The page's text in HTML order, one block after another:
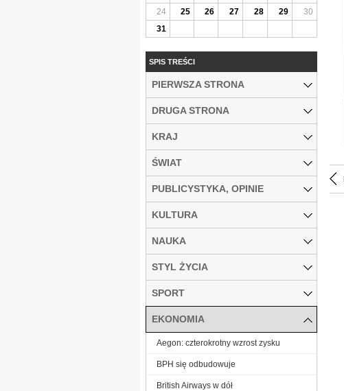
24
25 26 27 28 29
30
31
SPIS TREŚCI
PIERWSZA STRONA
DRUGA STRONA
KRAJ
ŚWIAT
PUBLICYSTYKA, OPINIE
KULTURA
NAUKA
STYL ŻYCIA
SPORT
EKONOMIA
Aegon: czterokrotny wzrost zysku
BPH się odbudowuje
British Airways w dół